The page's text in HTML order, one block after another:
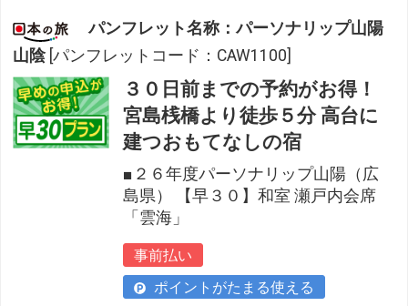
パンフレット名称：パーソナリップ山陽
山陰 [パンフレットコード：CAW1100]
３０日前までの予約がお得！
宮島桟橋より徒歩５分 高台に
建つおもてなしの宿
■２６年度パーソナリップ山陽（広
島県） 【早３０】和室 瀬戸内会席
「雲海」
事前払い
ポイントがたまる使える